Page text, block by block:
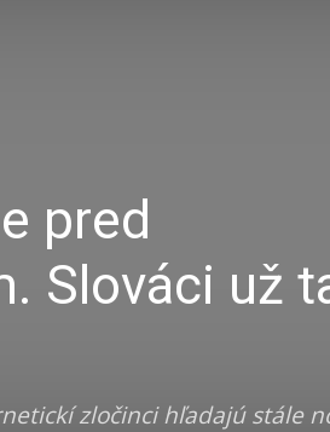
pred
Slováci už
zločinci hľadajú stále